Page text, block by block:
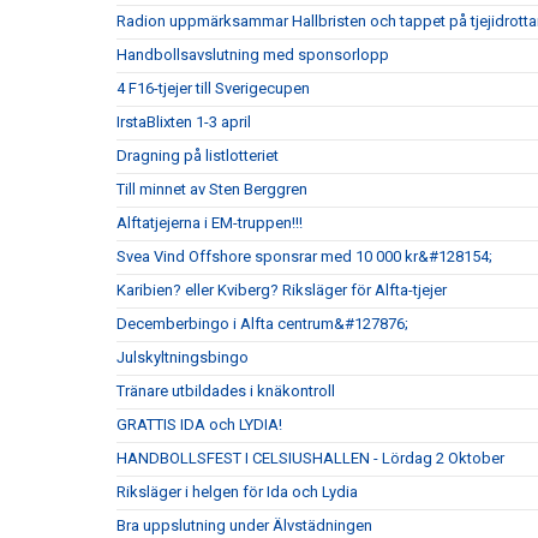
Radion uppmärksammar Hallbristen och tappet på
Handbollsavslutning med sponsorlopp
4 F16-tjejer till Sverigecupen
IrstaBlixten 1-3 april
Dragning på listlotteriet
Till minnet av Sten Berggren
Alftatjejerna i EM-truppen!!!
Svea Vind Offshore sponsrar med 10 000 kr&#128154;
Karibien? eller Kviberg? Riksläger för Alfta-tjejer
Decemberbingo i Alfta centrum&#127876;
Julskyltningsbingo
Tränare utbildades i knäkontroll
GRATTIS IDA och LYDIA!
HANDBOLLSFEST I CELSIUSHALLEN - Lördag 2 Oktober
Riksläger i helgen för Ida och Lydia
Bra uppslutning under Älvstädningen